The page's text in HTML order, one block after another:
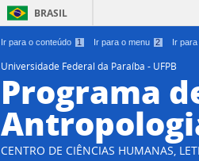
Ir para o conteúdo 1 Ir para o menu 2 Ir
BRASIL
Universidade Federal da Paraíba - UFPB
Programa
CENTRO DE CIÊNCIAS HUMANAS,